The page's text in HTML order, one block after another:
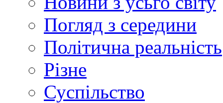
Погляд з середини
Політична реальність
Різне
Суспільство